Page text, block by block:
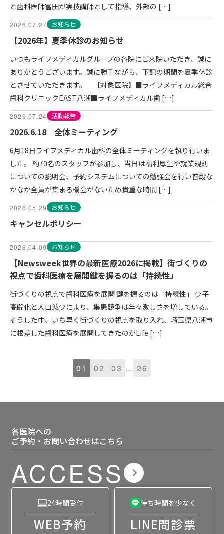
と歯科医師冨田が実技講師として指導、外部の […]
2026.07.27 お知らせ
【2026年】夏季休診のお知らせ
いつもライフメディカルグループの各院にご来院いただき、誠に
ありがとうございます。誠に勝手ながら、下記の期間を夏季休診
とさせていただきます。 【対象医院】■ライフメディカル総合
歯科クリニックEAST八潮■ライフメディカル歯 […]
2026.07.24 活動報告
2026.6.18 全体ミーティング
6月18日ライフメディカル歯科の全体ミーティングを執り行いま
した。 約70名のスタッフが参加し、当日は福利厚生や就業規則
についての説明会、予約システムについての勉強会を行い普段な
かなか全員が集まる機会がないため貴重な時間 […]
2026.05.29 お知らせ
キャンセルポリシー
2026.04.09 お知らせ
【Newsweek世界の最新医療2026に掲載】街づくりの
視点で歯科医療を展開鍵を握るのは「持続性」
街づくりの視点で歯科医療を展開 鍵を握るのは「持続性」 少子
高齢化と人口減少により、集患競争は年々激しさを増している。
そうした中、いち早く街づくりの視点を取り入れ、埼玉県八潮市
に根差した歯科医療を展開してきたのがLife […]
01 02 03 … 26
各医院への
ご予約・お問い合わせはこちら
ACCESS
24時間受付
WEB予約
待ち時間を少なく
LINE問診票